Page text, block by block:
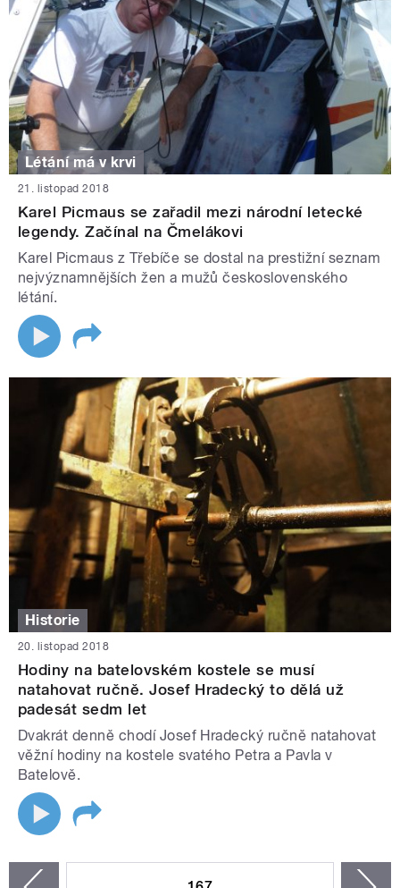
Létání má v krvi
21. listopad 2018
Karel Picmaus se zařadil mezi národní letecké
legendy. Začínal na Čmelákovi
Karel Picmaus z Třebíče se dostal na prestižní seznam
nejvýznamnějších žen a mužů československého
létání.
Historie
20. listopad 2018
Hodiny na batelovském kostele se musí
natahovat ručně. Josef Hradecký to dělá už
padesát sedm let
Dvakrát denně chodí Josef Hradecký ručně natahovat
věžní hodiny na kostele svatého Petra a Pavla v
Batelově.